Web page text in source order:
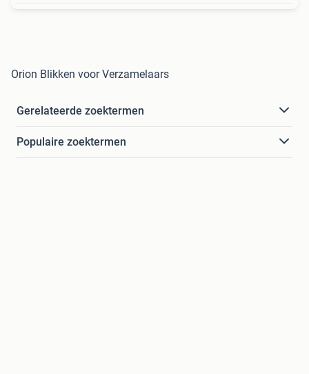
Orion Blikken voor Verzamelaars
Gerelateerde zoektermen
Populaire zoektermen